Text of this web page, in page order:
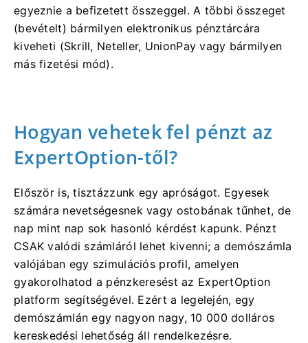
egyeznie a befizetett összeggel. A többi összeget
(bevételt) bármilyen elektronikus pénztárcára
kiveheti (Skrill, Neteller, UnionPay vagy bármilyen
más fizetési mód).
Hogyan vehetek fel pénzt az
ExpertOption-től?
Először is, tisztázzunk egy apróságot. Egyesek
számára nevetségesnek vagy ostobának tűnhet, de
nap mint nap sok hasonló kérdést kapunk. Pénzt
CSAK valódi számláról lehet kivenni; a demószámla
valójában egy szimulációs profil, amelyen
gyakorolhatod a pénzkeresést az ExpertOption
platform segítségével. Ezért a legelején, egy
demószámlán egy nagyon nagy, 10 000 dolláros
kereskedési lehetőség áll rendelkezésre.